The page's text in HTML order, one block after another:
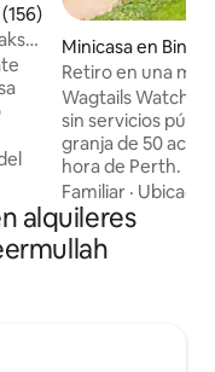
promedio: 4.84 de
Minicasa en
Retiro en una
red con vistas a
Wagtails Watch
sin servicios
granja de 50
hora de Perth.
para las mañanas
estrellados y las
junto a la
desconectar y
Familiar ·
alquileres